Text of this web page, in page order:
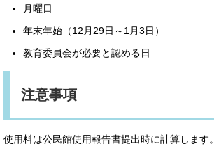
月曜日
年末年始（12月29日～1月3日）
教育委員会が必要と認める日
注意事項
使用料は公民館使用報告書提出時に計算します。